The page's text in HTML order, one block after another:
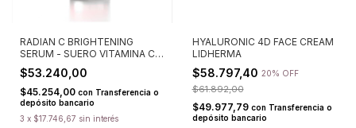
RADIAN C BRIGHTENING
SERUM - SUERO VITAMINA C
LIDHERMA
$53.240,00
$45.254,00 con Transferencia o
depósito bancario
3 x $17.746,67 sin interés
HYALURONIC 4D FACE CREAM
LIDHERMA
$58.797,40 20% OFF
$61.892,00
$49.977,79 con Transferencia o
depósito bancario